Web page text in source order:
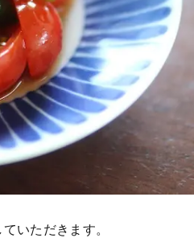
いただきます。